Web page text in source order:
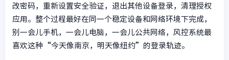
改密码，重新设置安全验证，退出其他设备登录，清理授权
应用。整个过程最好在同一个稳定设备和网络环境下完成，
别一会儿手机，一会儿电脑，一会儿公共网络，风控系统最
喜欢这种“今天像南京，明天像纽约”的登录轨迹。